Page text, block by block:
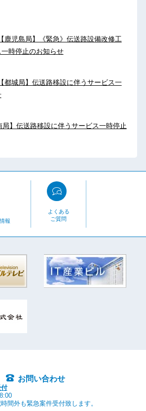
鹿児島局】《緊急》伝送路設備改修工
時停止のお知らせ
都城局】伝送路移設に伴うサービス一
】伝送路移設に伴うサービス一時停止
報
よくある
ご質問
お問い合わせ
間外も緊急案件受付致します。